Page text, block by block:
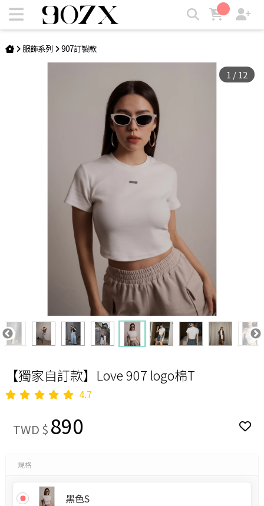
【獨家自訂款💞】Love 907 logo棉T | 907X
服飾系列 907訂製款
1 /12
【獨家自訂款】Love 907 logo棉T
4.7
TWD $ 890
規格
黑色S